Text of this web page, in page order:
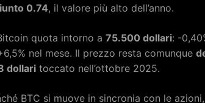
0.74, il valore più alto dell’anno.
quota intorno a 75.500 dollari: -
nel mese. Il prezzo resta comunque
dollari toccato nell’ottobre 2025.
BTC si muove in sincronia con le